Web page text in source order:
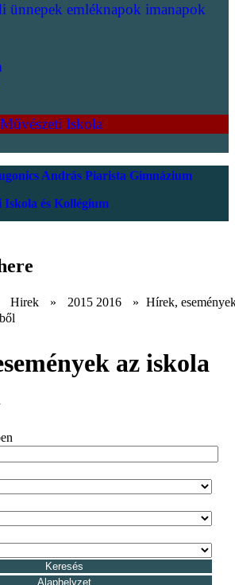
ünnepek emléknapok imanapok
Iskola
András Piarista Gimnázium
és Kollégium
Hirek » 2015 2016 » Hírek,
az iskola